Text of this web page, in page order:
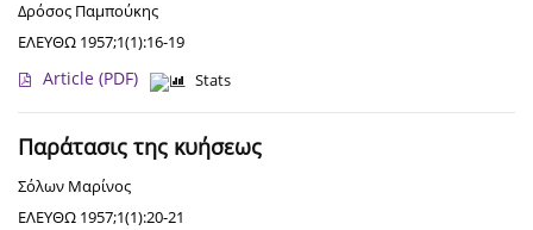
Δρόσος Παμπούκης
ΕΛΕΥΘΩ 1957;1(1):16-19
Article (PDF) Stats
Παράτασις της κυήσεως
Σόλων Μαρίνος
ΕΛΕΥΘΩ 1957;1(1):20-21